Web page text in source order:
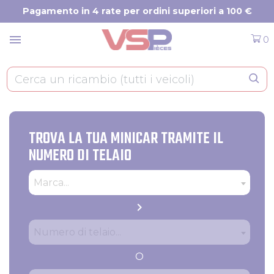
Pagamento in 4 rate per ordini superiori a 100 €
menu 0
TROVA LA TUA MINICAR TRAMITE IL
NUMERO DI TELAIO
Tipo
Produttore
Marca...
chevron_right
Numero di telaio
O
Pannello di gestione dei cookies